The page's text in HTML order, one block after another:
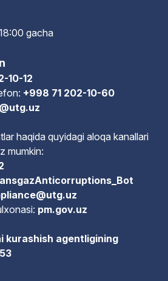
gacha
10-12
+998 71 202-10-60
haqida quyidagi aloqa kanallari
mumkin:
pm.gov.uz
kurashish agentligining